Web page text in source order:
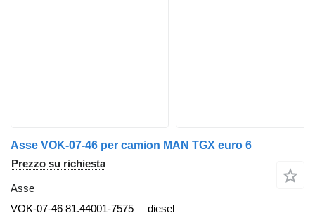
Asse VOK-07-46 per camion MAN TGX euro 6
Prezzo su richiesta
Asse
VOK-07-46 81.44001-7575
diesel